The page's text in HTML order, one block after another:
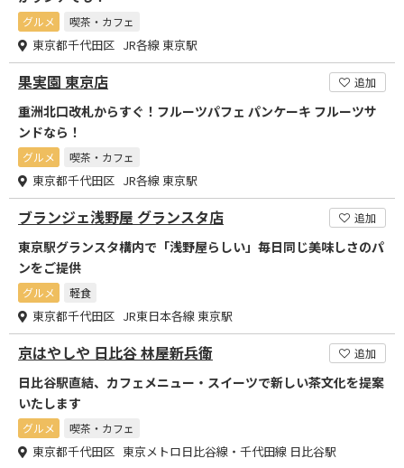
グルメ 喫茶・カフェ
東京都千代田区 JR各線 東京駅
果実園 東京店 追加
重洲北口改札からすぐ！フルーツパフェ パンケーキ フルーツサ
ンドなら！
グルメ 喫茶・カフェ
東京都千代田区 JR各線 東京駅
ブランジェ浅野屋 グランスタ店 追加
東京駅グランスタ構内で「浅野屋らしい」毎日同じ美味しさのパ
ンをご提供
グルメ 軽食
東京都千代田区 JR東日本各線 東京駅
京はやしや 日比谷 林屋新兵衛 追加
日比谷駅直結、カフェメニュー・スイーツで新しい茶文化を提案
いたします
グルメ 喫茶・カフェ
東京都千代田区 東京メトロ日比谷線・千代田線 日比谷駅